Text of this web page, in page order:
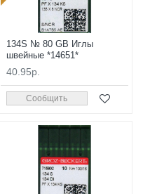
134S № 80 GB Иглы
швейные *14651*
40.95р.
Сообщить